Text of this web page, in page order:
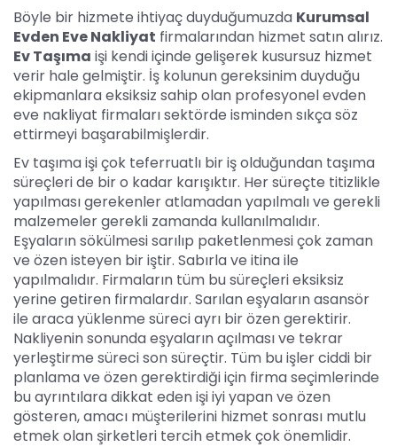
Böyle bir hizmete ihtiyaç duyduğumuzda Kurumsal
Evden Eve Nakliyat firmalarından hizmet satın alırız.
Ev Taşıma işi kendi içinde gelişerek kusursuz hizmet
verir hale gelmiştir. İş kolunun gereksinim duyduğu
ekipmanlara eksiksiz sahip olan profesyonel evden
eve nakliyat firmaları sektörde isminden sıkça söz
ettirmeyi başarabilmişlerdir.
Ev taşıma işi çok teferruatlı bir iş olduğundan taşıma
süreçleri de bir o kadar karışıktır. Her süreçte titizlikle
yapılması gerekenler atlamadan yapılmalı ve gerekli
malzemeler gerekli zamanda kullanılmalıdır.
Eşyaların sökülmesi sarılıp paketlenmesi çok zaman
ve özen isteyen bir iştir. Sabırla ve itina ile
yapılmalıdır. Firmaların tüm bu süreçleri eksiksiz
yerine getiren firmalardır. Sarılan eşyaların asansör
ile araca yüklenme süreci ayrı bir özen gerektirir.
Nakliyenin sonunda eşyaların açılması ve tekrar
yerleştirme süreci son süreçtir. Tüm bu işler ciddi bir
planlama ve özen gerektirdiği için firma seçimlerinde
bu ayrıntılara dikkat eden işi iyi yapan ve özen
gösteren, amacı müşterilerini hizmet sonrası mutlu
etmek olan şirketleri tercih etmek çok önemlidir.